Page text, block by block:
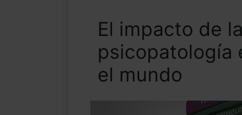
El impacto de
psicopatología
el mundo